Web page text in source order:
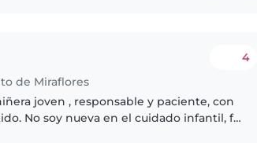
de Miraflores
4
joven , responsable y paciente, con
No soy nueva en el cuidado infantil, fui